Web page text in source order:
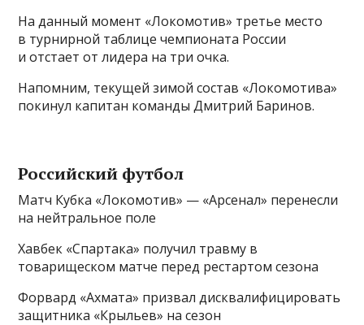
На данный момент «Локомотив» третье место
в турнирной таблице чемпионата России
и отстает от лидера на три очка.
Напомним, текущей зимой состав «Локомотива»
покинул капитан команды Дмитрий Баринов.
Российский футбол
Матч Кубка «Локомотив» — «Арсенал» перенесли
на нейтральное поле
Хавбек «Спартака» получил травму в
товарищеском матче перед рестартом сезона
Форвард «Ахмата» призвал дисквалифицировать
защитника «Крыльев» на сезон